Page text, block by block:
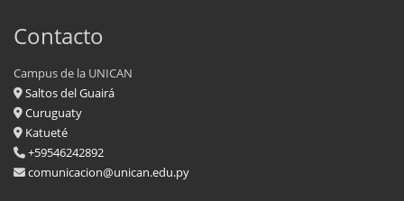
Contacto
Campus de la UNICAN
Saltos del Guairá
Curuguaty
Katueté
+59546242892
comunicacion@unican.edu.py